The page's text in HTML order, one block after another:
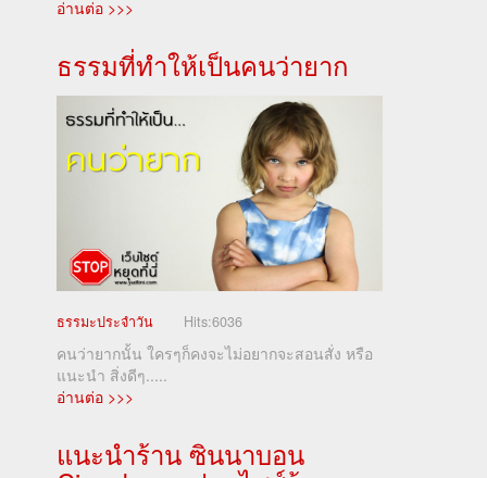
อ่านต่อ >>>
ธรรมที่ทำให้เป็นคนว่ายาก
ธรรมะประจำวัน Hits:6036
คนว่ายากนั้น ใครๆก็คงจะไม่อยากจะสอนสั่ง หรือ
แนะนำ สิ่งดีๆ.....
อ่านต่อ >>>
แนะนำร้าน ซินนาบอน